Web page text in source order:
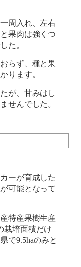
周入れ、左右
果肉は強くつ
た。
らず、種と果
ります。
が、甘みはし
せんでした。
ーが育成した
可能となって
特産果樹生産
栽培面積だけ
で9.5haのみと